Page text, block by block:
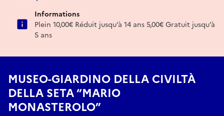
sulfilodellaseta@libero.it
Informations
Plein 10,00€ Réduit jusqu’à 14 ans 5,00€ Gratuit jusqu’à
5 ans
MUSEO-GIARDINO DELLA CIVILTÀ
DELLA SETA “MARIO
MONASTEROLO”